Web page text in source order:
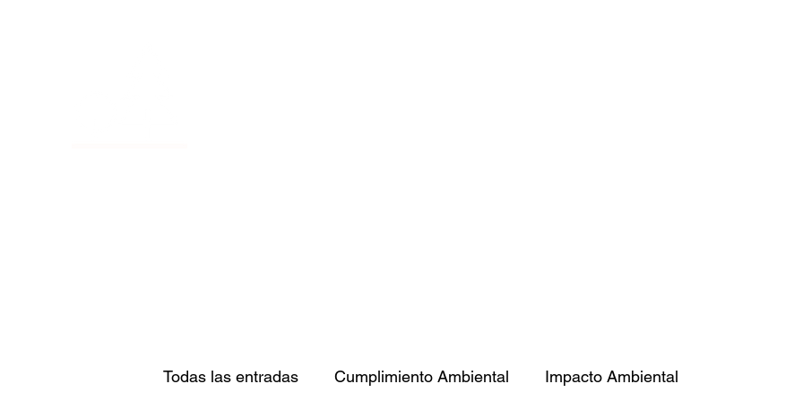
Todas las entradas Cumplimiento Ambiental Impacto Ambiental